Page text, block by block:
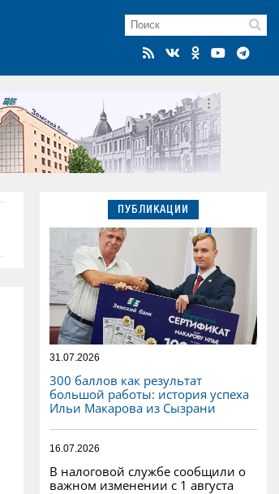
ПУБЛИКАЦИИ
31.07.2026
300 баллов как результат
большой работы: история успеха
Ильи Макарова из Сызрани
16.07.2026
В налоговой службе сообщили о
важном изменении с 1 августа